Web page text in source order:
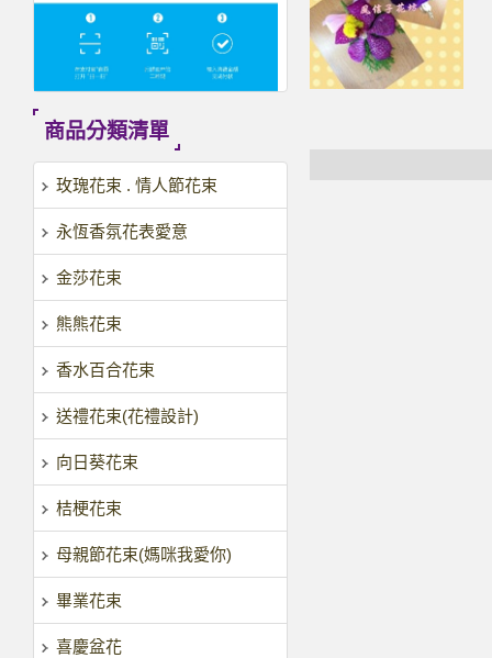
商品分類清單
玫瑰花束 . 情人節花束
永恆香氛花表愛意
金莎花束
熊熊花束
香水百合花束
送禮花束(花禮設計)
向日葵花束
桔梗花束
母親節花束(媽咪我愛你)
畢業花束
喜慶盆花